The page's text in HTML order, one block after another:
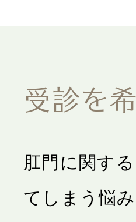
受診を
肛門に関す
てしまう悩